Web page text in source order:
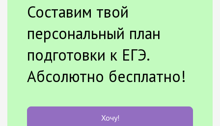
Составим твой
персональный план
подготовки к ЕГЭ.
Абсолютно бесплатно!
Хочу!